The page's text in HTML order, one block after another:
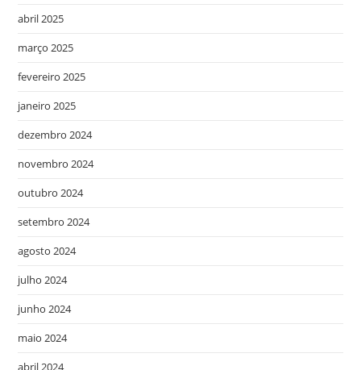
abril 2025
março 2025
fevereiro 2025
janeiro 2025
dezembro 2024
novembro 2024
outubro 2024
setembro 2024
agosto 2024
julho 2024
junho 2024
maio 2024